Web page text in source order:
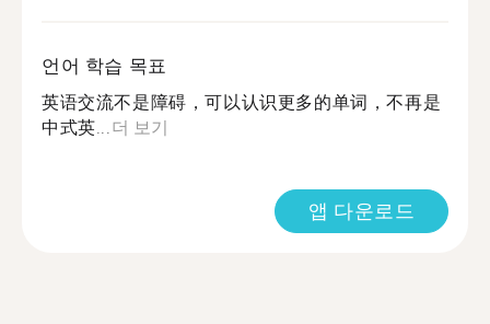
언어 학습 목표
英语交流不是障碍，可以认识更多的单词，不再是
中式英...더 보기
앱 다운로드